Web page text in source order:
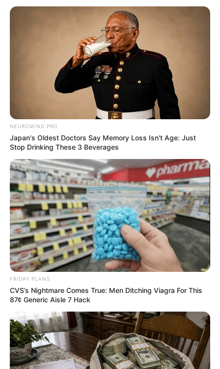
ดวงรายวัน 10 กันยายน 2565
ดวงรายวัน 9 กันยายน 2565
9 ก.ย. 2022
ดวงรายวัน 5 กันยายน 2565
5 ก.ย. 2022
NEUROMIND PRO
Japan's Oldest Doctors Say Memory Loss Isn't Age: Just
Stop Drinking These 3 Beverages
FRIDAY PLANS
CVS’s Nightmare Comes True: Men Ditching Viagra For This
87¢ Generic Aisle 7 Hack